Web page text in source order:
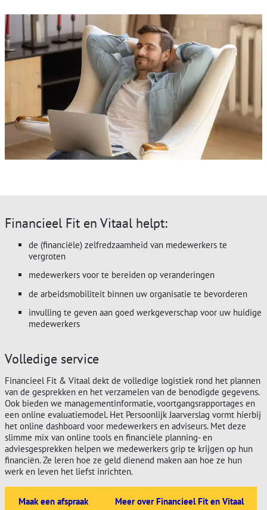
Financieel Fit en Vitaal helpt:
de (financiële) zelfredzaamheid van medewerkers te
vergroten
medewerkers voor te bereiden op veranderingen
de arbeidsmobiliteit binnen uw organisatie te bevorderen
invulling te geven aan goed werkgeverschap voor uw huidige
medewerkers
Volledige service
Financieel Fit & Vitaal dekt de volledige logistiek rond het plannen
van de gesprekken en het verzamelen van de benodigde gegevens.
Ook bieden we managementinformatie, voortgangsrapportages en
een online evaluatiemodel. Het Persoonlijk Jaarverslag vormt hierbij
het online dashboard voor medewerkers en adviseurs. Met deze
slimme mix van online tools en financiële planning- en
adviesgesprekken helpen we medewerkers grip te krijgen op hun
financiën. Ze leren hoe ze geld dienend maken aan hoe ze hun
werk en leven het liefst inrichten.
Maak een afspraak Meer over Financieel Fit en Vitaal